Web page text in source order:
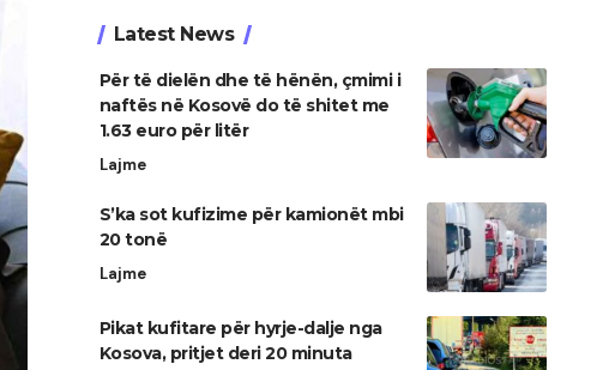
Latest News
Për të dielën dhe të hënën, çmimi i
naftës në Kosovë do të shitet me
1.63 euro për litër
Lajme
S’ka sot kufizime për kamionët mbi
20 tonë
Lajme
Pikat kufitare për hyrje-dalje nga
Kosova, pritjet deri 20 minuta